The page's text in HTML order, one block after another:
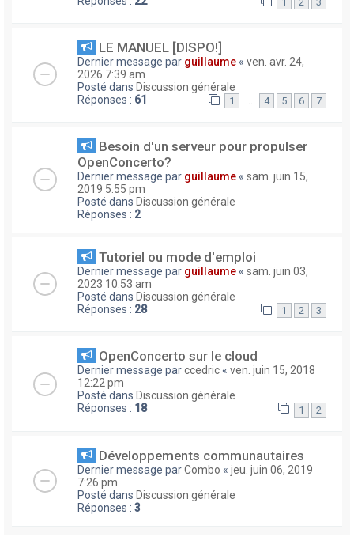
LE MANUEL [DISPO!]
Dernier message par guillaume « ven. avr. 24,
2026 7:39 am
Posté dans Discussion générale
Réponses : 61 1 … 4 5 6 7
Besoin d'un serveur pour propulser
OpenConcerto?
Dernier message par guillaume « sam. juin 15,
2019 5:55 pm
Posté dans Discussion générale
Réponses : 2
Tutoriel ou mode d'emploi
Dernier message par guillaume « sam. juin 03,
2023 10:53 am
Posté dans Discussion générale
Réponses : 28 1 2 3
OpenConcerto sur le cloud
Dernier message parccedric « ven. juin 15, 2018
12:22 pm
Posté dans Discussion générale
Réponses : 18 1 2
Développements communautaires
Dernier message parCombo « jeu. juin 06, 2019
7:26 pm
Posté dans Discussion générale
Réponses : 3